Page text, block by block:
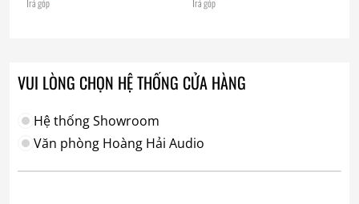
Trả góp Trả góp
VUI LÒNG CHỌN HỆ THỐNG CỬA HÀNG
Hệ thống Showroom
Văn phòng Hoàng Hải Audio